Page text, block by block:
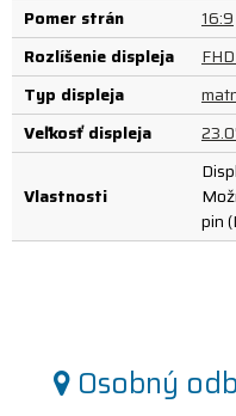
Pomer strán
16:9
Rozlíšenie displeja
Typ displeja
Veľkosť displeja
Vlastnosti
pin
Osobný